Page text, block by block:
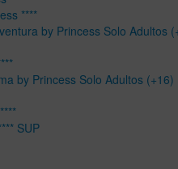
****
by Princess Solo Adultos
by Princess Solo Adultos (+16)
SUP